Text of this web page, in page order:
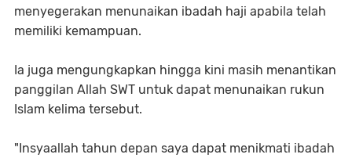
menyegerakan menunaikan ibadah haji apabila telah
memiliki kemampuan.
Ia juga mengungkapkan hingga kini masih menantikan
panggilan Allah SWT untuk dapat menunaikan rukun
Islam kelima tersebut.
"Insyaallah tahun depan saya dapat menikmati ibadah